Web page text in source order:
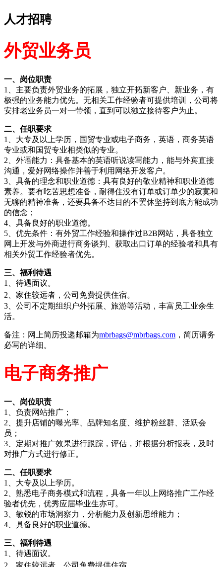
人才招聘
外贸业务员
一、岗位职责
1、主要负责外贸业务的拓展，独立开拓新客户、新业务，有
极强的业务能力优先。无相关工作经验者可提供培训，公司将
安排老业务员一对一带领，直到可以独立接待客户为止。
二、任职要求
1、大专及以上学历，国贸专业或电子商务，英语，商务英语
专业或和国贸专业相类似的专业。
2、外语能力：具备基本的英语听说读写能力，能与外宾直接
沟通，爱好网络操作并善于利用网络开发客户。
3、具备的理念和职业道德：具有良好的敬业精神和职业道德
素养。要有吃苦思想准备，耐得住没有订单或订单少的寂寞和
无聊的精神准备，还要具备不达目的不罢休坚持到底方能成功
的信念；
4、具备良好的职业道德。
5、优先条件：有外贸工作经验和操作过B2B网站，具备独立
网上开发与外商进行商务谈判、获取出口订单的经验者和具有
相关外贸工作经验者优先。
三、福利待遇
1、待遇面议。
2、 家住较远者，公司免费提供住宿。
3、公司不定期组织户外拓展、旅游等活动，丰富员工业余生
活。
备注：网上简历投递邮箱为mbrbags@mbrbags.com ，简历请务
必写的详细。
电子商务推广
一、岗位职责
1、负责网站推广；
2、提升店铺的曝光率、品牌知名度、维护粉丝群、活跃会
员；
3、定期对推广效果进行跟踪，评估，并根据分析报表，及时
对推广方式进行修正。
二、任职要求
1、大专及以上学历。
2、熟悉电子商务模式和流程，具备一年以上网络推广工作经
验者优先，优秀应届毕业生亦可。
3、敏锐的市场洞察力，分析能力及创新思维能力；
4、具备良好的职业道德。
三、福利待遇
1、待遇面议。
2、 家住较远者，公司免费提供住宿。